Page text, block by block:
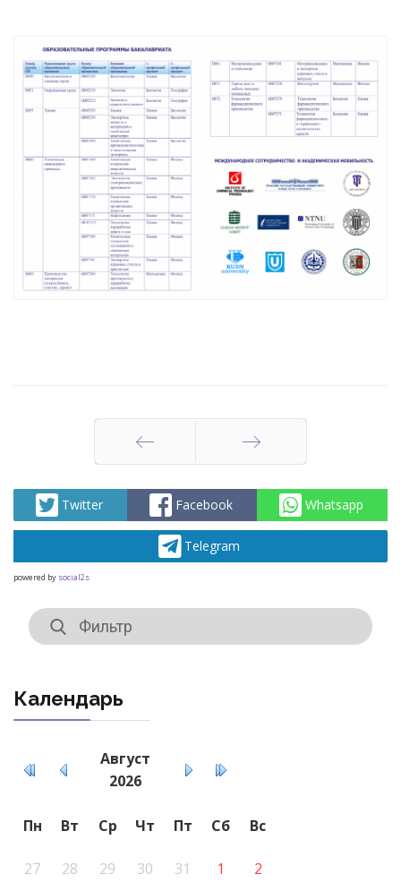
Назад Вперед
Twitter Facebook Whatsapp
Telegram
powered by social2s
Календарь
Август
2026
Пн Вт Ср Чт Пт Сб Вс
27 28 29 30 31 1 2